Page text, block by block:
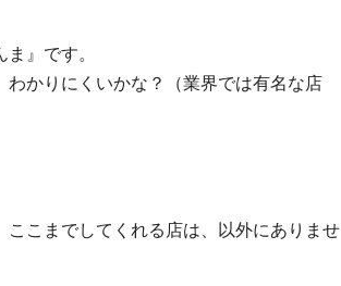
』です。
かりにくいかな？（業界では有名な店
こまでしてくれる店は、以外にありませ